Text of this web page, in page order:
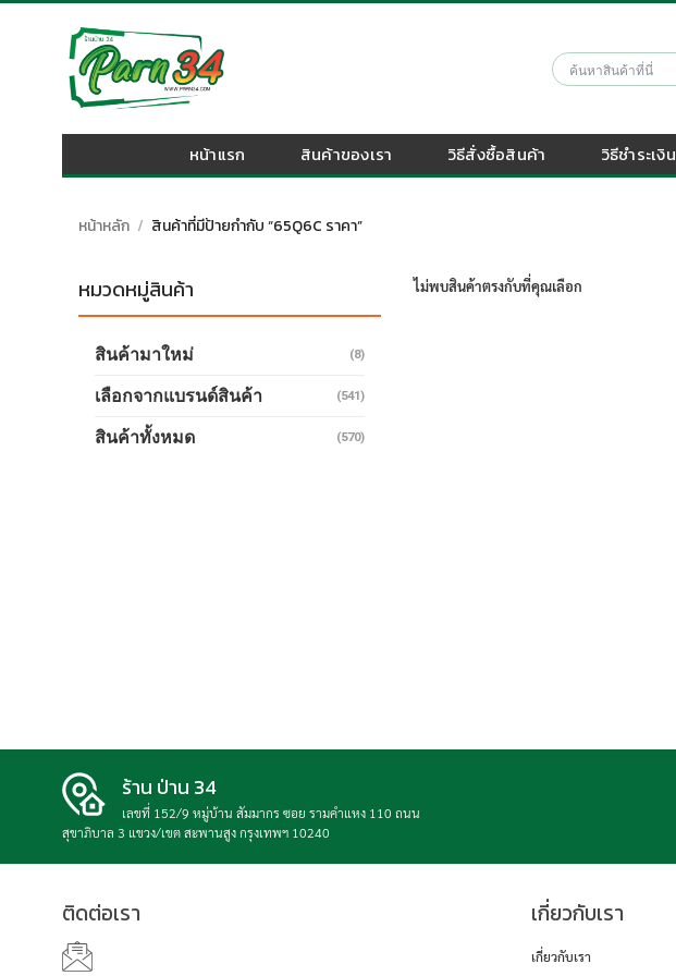
หน้าแรก สินค้าของเรา วิธีสั่งซื้อสินค้า วิธีชำระเงิน
หน้าหลัก / สินค้าที่มีป้ายกำกับ “65Q6C ราคา”
หมวดหมู่สินค้า
สินค้ามาใหม่ (8)
เลือกจากแบรนด์สินค้า (541)
สินค้าทั้งหมด (570)
ไม่พบสินค้าตรงกับที่คุณเลือก
ร้าน ป่าน 34
เลขที่ 152/9 หมู่บ้าน สัมมากร ซอย รามคำแหง 110 ถนน
สุขาภิบาล 3 แขวง/เขต สะพานสูง กรุงเทพฯ 10240
ติดต่อเรา เกี่ยวกับเรา
เกี่ยวกับเรา